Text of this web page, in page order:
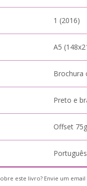
1 (2016)
A5
Brochura
Preto e
Offset 75g
Português
este livro? Envie um email